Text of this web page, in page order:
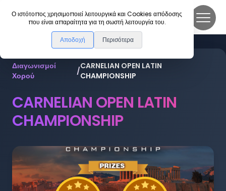
Ο ιστότοπος χρησιμοποιεί λειτουργικά και Cookies απόδοσης
που είναι απαραίτητα για τη σωστή λειτουργία του.
Αποδοχή Περισότερα
DanceLink
Διαγωνισμοί
Χορού
/CARNELIAN OPEN LATIN
CHAMPIONSHIP
CARNELIAN OPEN LATIN
CHAMPIONSHIP